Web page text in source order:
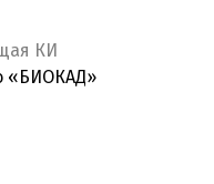
КИ
«БИОКАД»